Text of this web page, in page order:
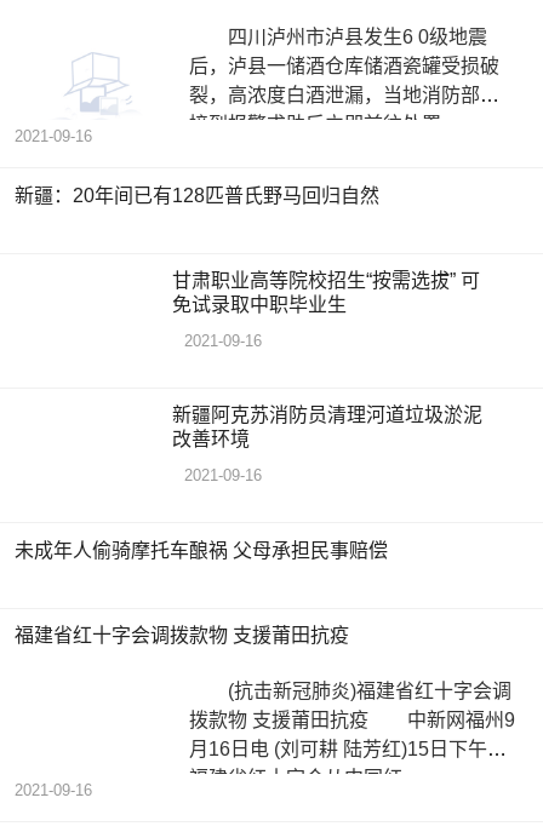
四川泸州市泸县发生6 0级地震
后，泸县一储酒仓库储酒瓷罐受损破
裂，高浓度白酒泄漏，当地消防部门
接到报警求助后立即前往处置。
2021-09-16
新疆：20年间已有128匹普氏野马回归自然
甘肃职业高等院校招生“按需选拔” 可
免试录取中职毕业生
2021-09-16
新疆阿克苏消防员清理河道垃圾淤泥
改善环境
2021-09-16
未成年人偷骑摩托车酿祸 父母承担民事赔偿
福建省红十字会调拨款物 支援莆田抗疫
(抗击新冠肺炎)福建省红十字会调
拨款物 支援莆田抗疫 中新网福州9
月16日电 (刘可耕 陆芳红)15日下午，
福建省红十字会从中国红
2021-09-16